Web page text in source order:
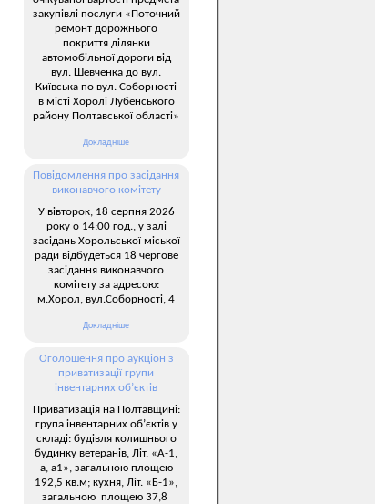
закупівлі послуги «Поточний
ремонт дорожнього
покриття ділянки
автомобільної дороги від
вул. Шевченка до вул.
Київська по вул. Соборності
в місті Хоролі Лубенського
району Полтавської області»
Докладніше
Повідомлення про засідання
виконавчого комітету
У вівторок, 18 серпня 2026
року о 14:00 год., у залі
засідань Хорольської міської
ради відбудеться 18 чергове
засідання виконавчого
комітету за адресою:
м.Хорол, вул.Соборності, 4
Докладніше
Оголошення про аукціон з
приватизації групи
інвентарних об’єктів
Приватизація на Полтавщині:
група інвентарних об’єктів у
складі: будівля колишнього
будинку ветеранів, Літ. «А-1,
а, а1», загальною площею
192,5 кв.м; кухня, Літ. «Б-1»,
загальною площею 37,8